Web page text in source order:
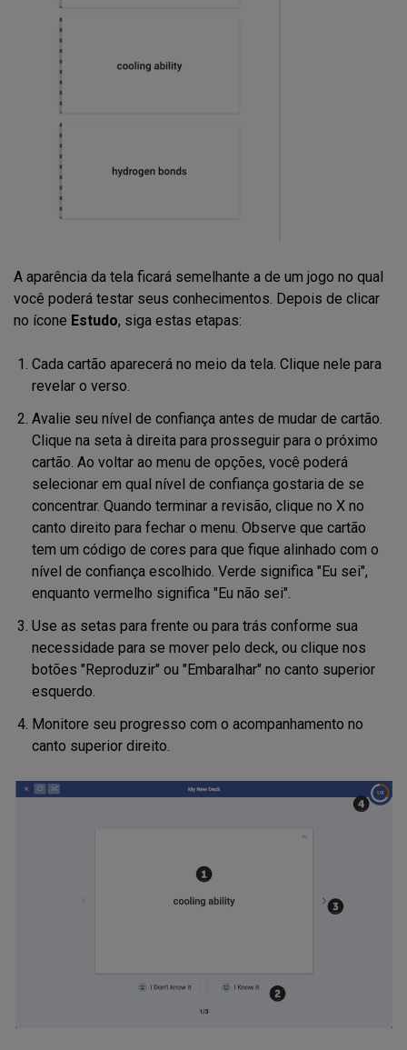
A aparência da tela ficará semelhante a de um jogo no qual
você poderá testar seus conhecimentos. Depois de clicar
no ícone Estudo, siga estas etapas:
Cada cartão aparecerá no meio da tela. Clique nele para
revelar o verso.
Avalie seu nível de confiança antes de mudar de cartão.
Clique na seta à direita para prosseguir para o próximo
cartão. Ao voltar ao menu de opções, você poderá
selecionar em qual nível de confiança gostaria de se
concentrar. Quando terminar a revisão, clique no X no
canto direito para fechar o menu. Observe que cartão
tem um código de cores para que fique alinhado com o
nível de confiança escolhido. Verde significa "Eu sei",
enquanto vermelho significa "Eu não sei".
Use as setas para frente ou para trás conforme sua
necessidade para se mover pelo deck, ou clique nos
botões "Reproduzir" ou "Embaralhar" no canto superior
esquerdo.
Monitore seu progresso com o acompanhamento no
canto superior direito.